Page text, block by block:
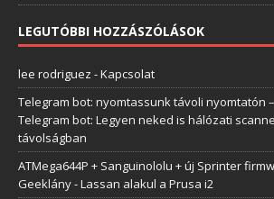
LEGUTÓBBI HOZZÁSZÓLÁSOK
lee rodriguez -Kapcsolat
Telegram bot: nyomtassunk távoli nyomtatón
Telegram bot: Legyen neked is hálózati
távolságban
ATMega644P + Sanguinololu + új Sprinter
Geeklány-Lassan alakul a Prusa i2